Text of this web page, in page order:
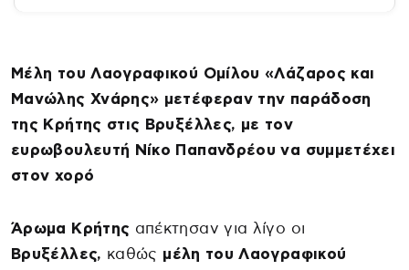
Μέλη του Λαογραφικού Ομίλου «Λάζαρος και
Μανώλης Χνάρης» μετέφεραν την παράδοση
της Κρήτης στις Βρυξέλλες, με τον
ευρωβουλευτή Νίκο Παπανδρέου να συμμετέχει
στον χορό
Άρωμα Κρήτης απέκτησαν για λίγο οι
Βρυξέλλες, καθώς μέλη του Λαογραφικού